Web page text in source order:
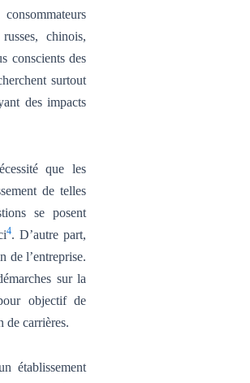
chinois,
conscients des
surtout
des impacts
que les
de telles
se posent
4. D’autre part,
de l’entreprise.
sur la
objectif de
de carrières.
établissement